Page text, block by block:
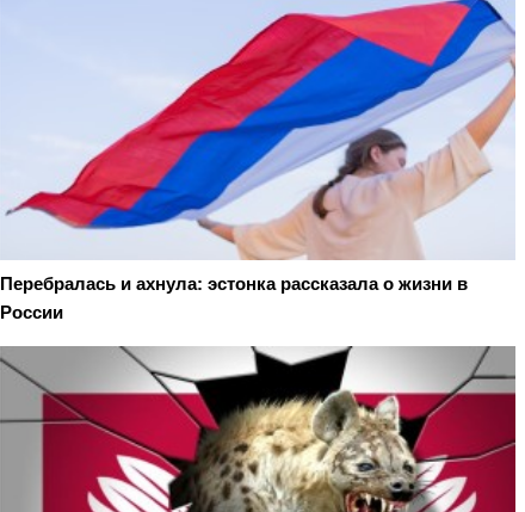
Перебралась и ахнула: эстонка рассказала о жизни в
России